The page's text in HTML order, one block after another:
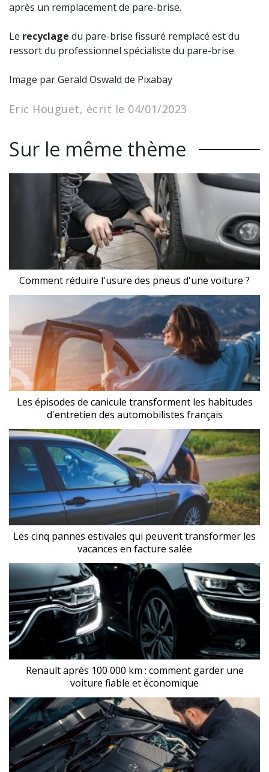
après un remplacement de pare-brise.
Le recyclage du pare-brise fissuré remplacé est du
ressort du professionnel spécialiste du pare-brise.
Image par Gerald Oswald de Pixabay
Eric Houguet, écrit le 04/01/2023
Sur le même thème
Comment réduire l'usure des pneus d'une voiture ?
Les épisodes de canicule transforment les habitudes
d'entretien des automobilistes français
Les cinq pannes estivales qui peuvent transformer les
vacances en facture salée
Renault après 100 000 km : comment garder une
voiture fiable et économique